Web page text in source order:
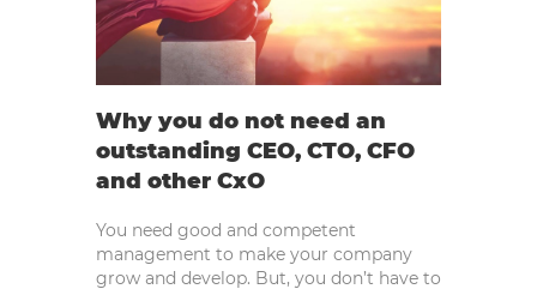
Why you do not need an
outstanding CEO, CTO, CFO
and other CxO
You need good and competent
management to make your company
grow and develop. But, you don’t have to